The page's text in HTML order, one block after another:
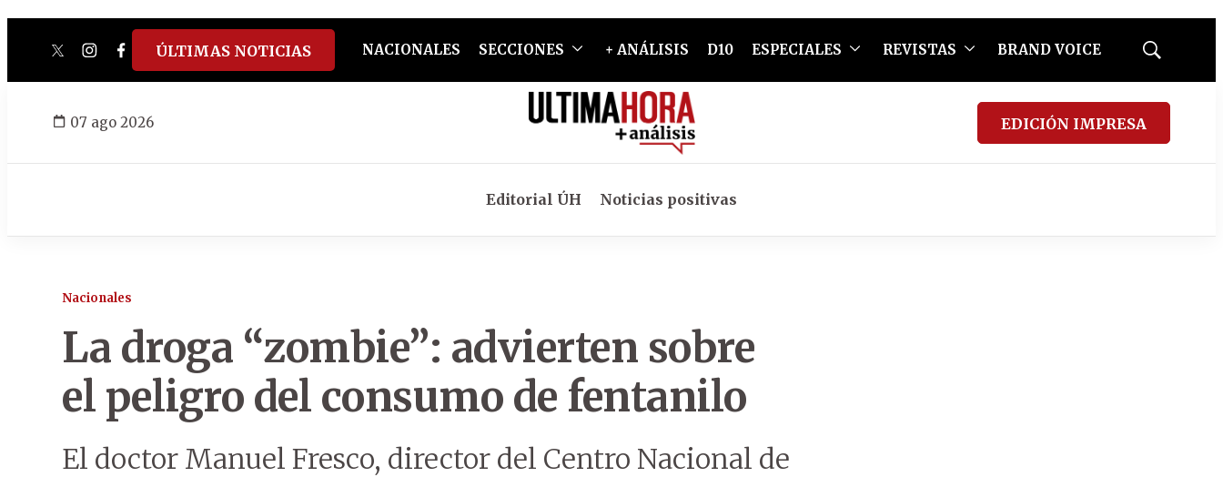
twitterinstagram
facebook
tiktokyoutube
spotify
ÚLTIMAS NOTICIAS NACIONALES SECCIONES + ANÁLISIS D10 ESPECIALES REVISTAS BRAND VOICE
Mostrar
07 ago 2026 EDICIÓN IMPRESA
Editorial ÚH Noticias positivas
Nacionales
La droga “zombie”: advierten sobre
el peligro del consumo de fentanilo
El doctor Manuel Fresco, director del Centro Nacional de